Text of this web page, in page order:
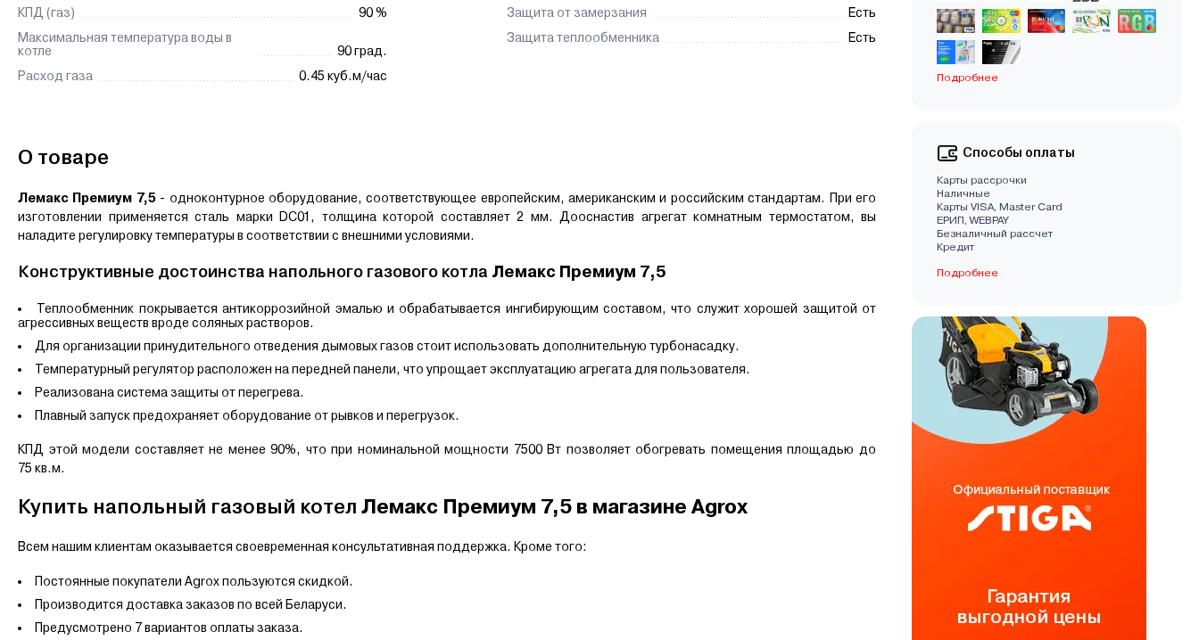
КПД (газ)
90 %
Максимальная температура воды в
котле
90 град.
Расход газа
0.45 куб.м/час
Защита от замерзания
Есть
Защита теплообменника
Есть
О товаре
Лемакс Премиум 7,5- одноконтурное оборудование, соответствующее европейским, американским и российским стандартам. При его
изготовлении применяется сталь марки DC01, толщина которой составляет 2 мм. Дооснастив агрегат комнатным термостатом, вы
наладите регулировку температуры в соответствии с внешними условиями.
Конструктивные достоинства напольного газового котла Лемакс Премиум 7,5
Теплообменник покрывается антикоррозийной эмалью и обрабатывается ингибирующим составом, что служит хорошей защитой от
агрессивных веществ вроде соляных растворов.
Для организации принудительного отведения дымовых газов стоит использовать дополнительную турбонасадку.
Температурный регулятор расположен на передней панели, что упрощает эксплуатацию агрегата для пользователя.
Реализована система защиты от перегрева.
Плавный запуск предохраняет оборудование от рывков и перегрузок.
КПД этой модели составляет не менее 90%, что при номинальной мощности 7500 Вт позволяет обогревать помещения площадью до
75 кв.м.
Купить напольный газовый котел Лемакс Премиум 7,5 в магазине Agrox
Всем нашим клиентам оказывается своевременная консультативная поддержка. Кроме того:
Постоянные покупатели Agrox пользуются скидкой.
Производится доставка заказов по всей Беларуси.
Предусмотрено 7 вариантов оплаты заказа.
Подробнее
Способы оплаты
Карты рассрочки
Наличные
Карты VISA, Master Card
EРИП, WEBPAY
Безналичный рассчет
Кредит
Подробнее